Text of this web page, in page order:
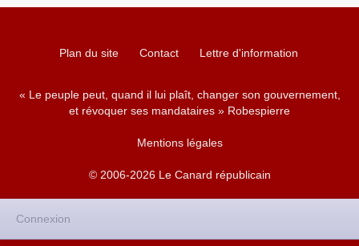
Plan du site Contact Lettre d'information
« Le peuple peut, quand il lui plaît, changer son gouvernement,
et révoquer ses mandataires » Robespierre
Mentions légales
© 2006-2026 Le Canard républicain
Connexion